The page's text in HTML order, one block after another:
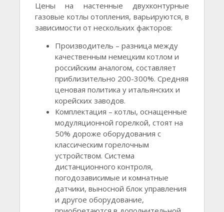
Цены на настенные двухконтурные
газовые котлы отопления, варьируются, в
зависимости от нескольких факторов:
Производитель – разница между
качественным немецким котлом и
российским аналогом, составляет
приблизительно 200-300%. Средняя
ценовая политика у итальянских и
корейских заводов.
Комплектация – котлы, оснащенные
модуляционной горелкой, стоят на
50% дороже оборудования с
классическим горелочным
устройством. Система
дистанционного контроля,
погодозависимые и комнатные
датчики, выносной блок управления
и другое оборудование,